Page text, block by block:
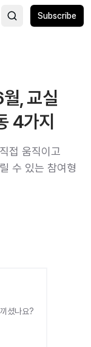
Subscribe
, 교실
4가지
접 움직이고
수 있는 참여형
셨나요?